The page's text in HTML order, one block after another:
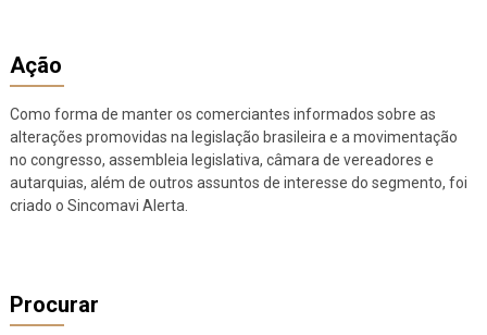
Ação
Como forma de manter os comerciantes informados sobre as
alterações promovidas na legislação brasileira e a movimentação
no congresso, assembleia legislativa, câmara de vereadores e
autarquias, além de outros assuntos de interesse do segmento, foi
criado o Sincomavi Alerta.
Procurar